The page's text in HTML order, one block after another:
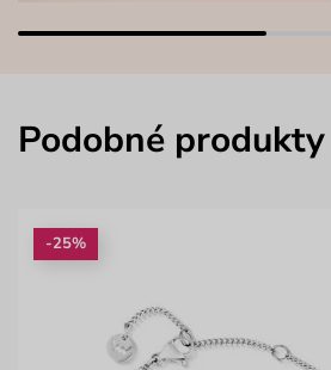
Podobné produkty
-25%